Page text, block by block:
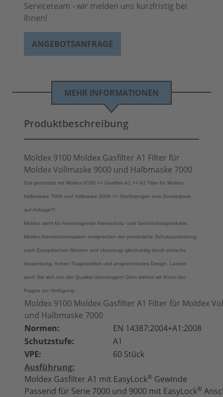
Serviceteam - wir melden uns kurzfristig bei
Ihnen!
ANGEBOTSANFRAGE
MEHR INFORMATIONEN
Produktbeschreibung
Moldex 9100 Moldex Gasfilter A1 Filter für
Moldex Vollmaske 9000 und Halbmaske 7000
Gut geschützt mit Moldex 9100 >> Gasfilter A1 >> A1 Filter für Moldex
Halbmaske 7000 und Vollmaske 9000 >> Großmengen zum Sonderpreis
auf Anfrage!!!
Moldex steht für hervorragende Atemschutz- und Gehörschutzprodukte.
Moldex Atemschutzmasken entsprechen der persönliche Schutzausrüstung
nach Europäischen Normen und überzeugt gleichzeitig durch einfache
Anwendung, hohen Tragekomfort und ansprechendes Design. Lassen
auch Sie sich von der Qualität überzeugen! Gern stehen wir Ihnen bei
Fragen zur Verfügung.
Moldex 9100 Moldex Gasfilter A1 Filter für Moldex
und Halbmaske 7000
Normen:
EN 14387:2004+A1:2008
Schutzstufe:
A1
VPE:
60 Stück
Ausführung:
Moldex Gasfilter A1 mit EasyLock® Gewinde
Passend für Serie 7000 und 9000 mit EasyLock®